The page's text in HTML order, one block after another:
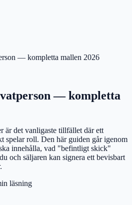
— kompletta mallen 2026
— kompletta
är det vanligaste tillfället där ett
spelar roll. Den här guiden går igenom
innehålla, vad "befintligt skick"
och säljaren kan signera ett bevisbart
läsning